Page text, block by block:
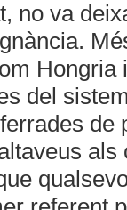
no va
del
de